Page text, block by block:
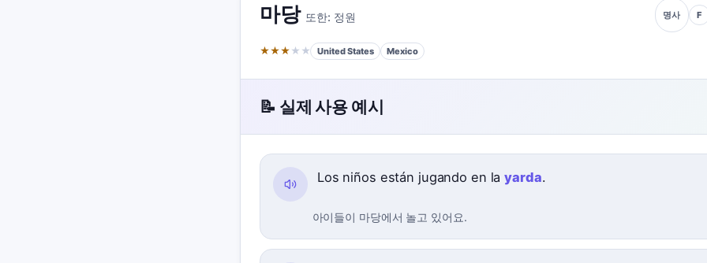
마당 또한: 정원 명사 F
★★★ ★ ★ United States Mexico
📝 실제 사용 예시
Los niños están jugando en layarda.
아이들이 마당에서 놀고 있어요.